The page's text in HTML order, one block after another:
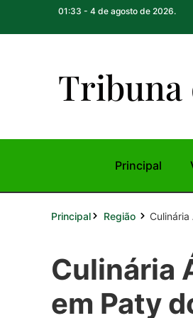
01:33 - 4 de agosto de 2026.
Tribuna
Principal
Principal Região
Culinária
em Paty